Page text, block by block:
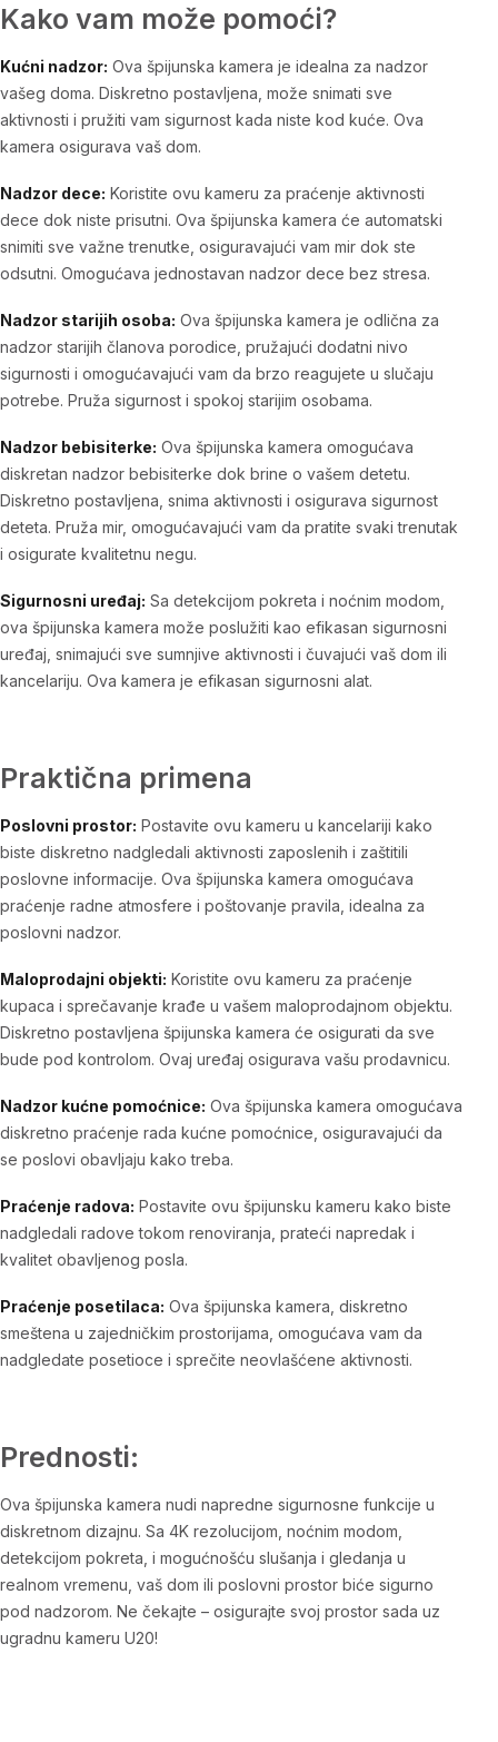
Kako vam može pomoći?
Kućni nadzor: Ova špijunska kamera je idealna za nadzor
vašeg doma. Diskretno postavljena, može snimati sve
aktivnosti i pružiti vam sigurnost kada niste kod kuće. Ova
kamera osigurava vaš dom.
Nadzor dece: Koristite ovu kameru za praćenje aktivnosti
dece dok niste prisutni. Ova špijunska kamera će automatski
snimiti sve važne trenutke, osiguravajući vam mir dok ste
odsutni. Omogućava jednostavan nadzor dece bez stresa.
Nadzor starijih osoba: Ova špijunska kamera je odlična za
nadzor starijih članova porodice, pružajući dodatni nivo
sigurnosti i omogućavajući vam da brzo reagujete u slučaju
potrebe. Pruža sigurnost i spokoj starijim osobama.
Nadzor bebisiterke: Ova špijunska kamera omogućava
diskretan nadzor bebisiterke dok brine o vašem detetu.
Diskretno postavljena, snima aktivnosti i osigurava sigurnost
deteta. Pruža mir, omogućavajući vam da pratite svaki trenutak
i osigurate kvalitetnu negu.
Sigurnosni uređaj: Sa detekcijom pokreta i noćnim modom,
ova špijunska kamera može poslužiti kao efikasan sigurnosni
uređaj, snimajući sve sumnjive aktivnosti i čuvajući vaš dom ili
kancelariju. Ova kamera je efikasan sigurnosni alat.
Praktična primena
Poslovni prostor: Postavite ovu kameru u kancelariji kako
biste diskretno nadgledali aktivnosti zaposlenih i zaštitili
poslovne informacije. Ova špijunska kamera omogućava
praćenje radne atmosfere i poštovanje pravila, idealna za
poslovni nadzor.
Maloprodajni objekti: Koristite ovu kameru za praćenje
kupaca i sprečavanje krađe u vašem maloprodajnom objektu.
Diskretno postavljena špijunska kamera će osigurati da sve
bude pod kontrolom. Ovaj uređaj osigurava vašu prodavnicu.
Nadzor kućne pomoćnice: Ova špijunska kamera omogućava
diskretno praćenje rada kućne pomoćnice, osiguravajući da
se poslovi obavljaju kako treba.
Praćenje radova: Postavite ovu špijunsku kameru kako biste
nadgledali radove tokom renoviranja, prateći napredak i
kvalitet obavljenog posla.
Praćenje posetilaca: Ova špijunska kamera, diskretno
smeštena u zajedničkim prostorijama, omogućava vam da
nadgledate posetioce i sprečite neovlašćene aktivnosti.
Prednosti:
Ova špijunska kamera nudi napredne sigurnosne funkcije u
diskretnom dizajnu. Sa 4K rezolucijom, noćnim modom,
detekcijom pokreta, i mogućnošću slušanja i gledanja u
realnom vremenu, vaš dom ili poslovni prostor biće sigurno
pod nadzorom. Ne čekajte – osigurajte svoj prostor sada uz
ugradnu kameru U20!